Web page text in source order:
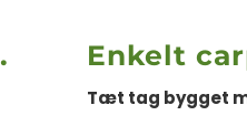
Enkelt
Tæt tag bygget